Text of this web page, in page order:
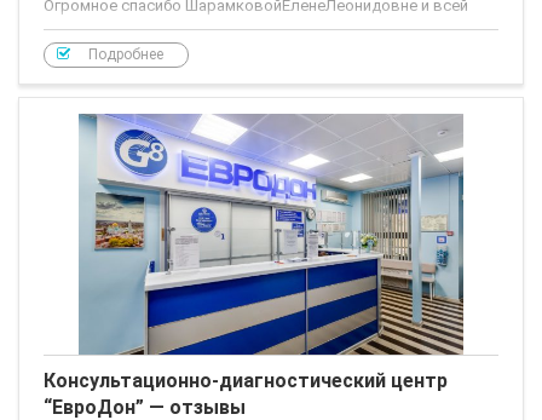
Огромное спасибо ШарамковойЕленеЛеонидовне и всей
команде врачей, которые принимали роды 03.05.2015!
Врачи от БОГА!!!! Все прошло отлично, все от меня не
отходили, все контролировали и во всем помогали!
Подробнее
Консультационно-диагностический центр
“ЕвроДон” — отзывы